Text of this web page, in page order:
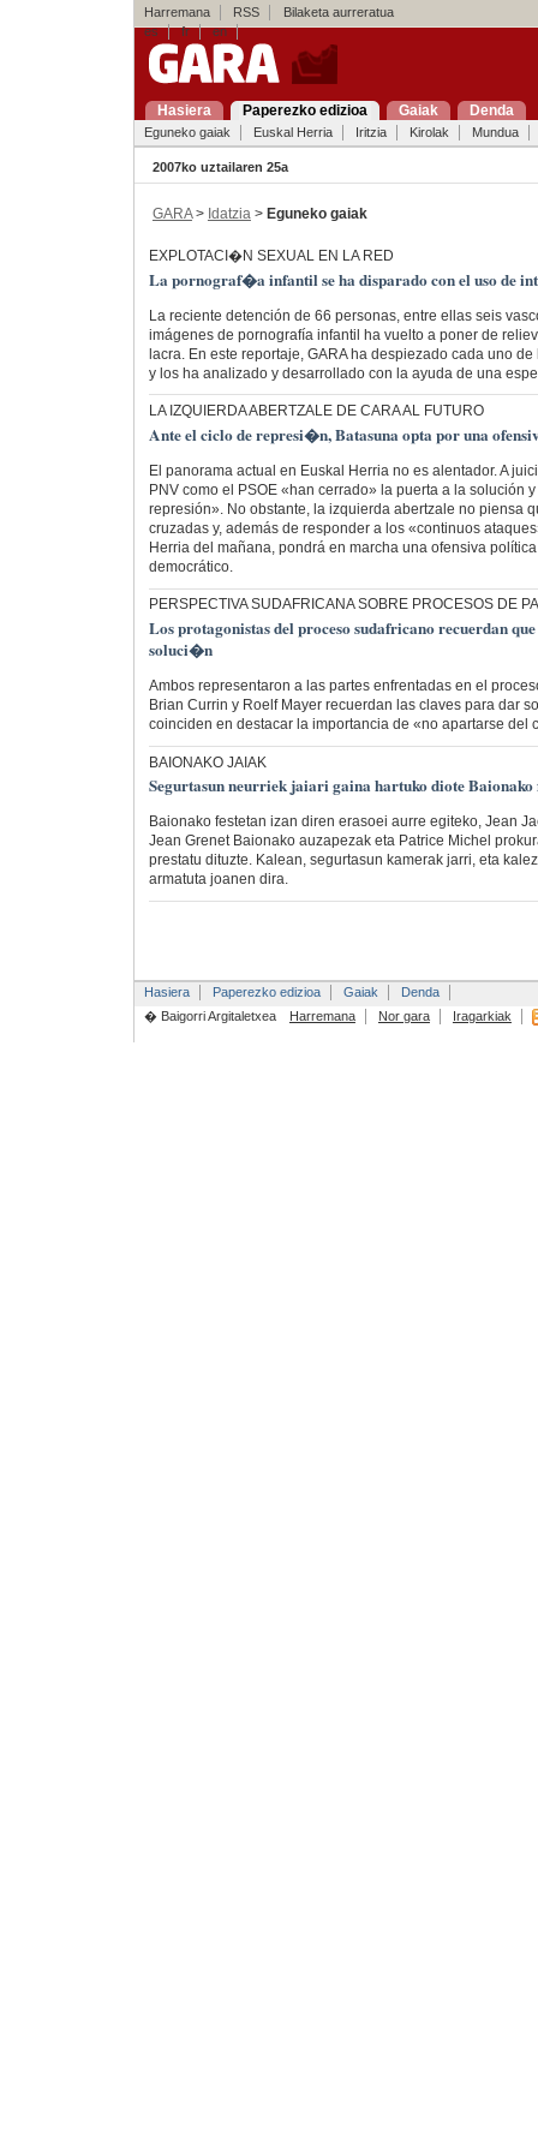
Harremana RSS
Bilaketa aurreratua
es
fr en
Hasiera Paperezko edizioa Gaiak Denda
Eguneko gaiak Euskal Herria Iritzia Kirolak Mundua
2007ko uztailaren 25a
GARA> Idatzia > Eguneko gaiak
EXPLOTACI�N SEXUAL EN LA RED
La pornograf�a infantil se ha disparado con el uso de
La reciente detención de 66 personas, entre ellas seis
imágenes de pornografía infantil ha vuelto a poner de
lacra. En este reportaje, GARA ha despiezado cada uno
y los ha analizado y desarrollado con la ayuda de una
LA IZQUIERDA ABERTZALE DE CARA AL FUTURO
Ante el ciclo de represi�n, Batasuna opta por una
El panorama actual en Euskal Herria no es alentador. A
PNV como el PSOE «han cerrado» la puerta a la solución
represión». No obstante, la izquierda abertzale no piensa
cruzadas y, además de responder a los «continuos
Herria del mañana, pondrá en marcha una ofensiva
democrático.
PERSPECTIVA SUDAFRICANA SOBRE PROCESOS DE
Los protagonistas del proceso sudafricano recuerdan
soluci�n
Ambos representaron a las partes enfrentadas en el
Brian Currin y Roelf Mayer recuerdan las claves para dar
coinciden en destacar la importancia de «no apartarse del
BAIONAKO JAIAK
Segurtasun neurriek jaiari gaina hartuko diote Baionako
Baionako festetan izan diren erasoei aurre egiteko, Jean
Jean Grenet Baionako auzapezak eta Patrice Michel
prestatu dituzte. Kalean, segurtasun kamerak jarri, eta
armatuta joanen dira.
Hasiera Paperezko edizioa Gaiak
Denda
� Baigorri Argitaletxea
Harremana Nor gara Iragarkiak